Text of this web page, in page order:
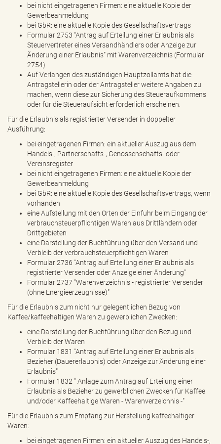
bei nicht eingetragenen Firmen: eine aktuelle Kopie der
Gewerbeanmeldung
bei GbR: eine aktuelle Kopie des Gesellschaftsvertrags
Formular 2753 "Antrag auf Erteilung einer Erlaubnis als
Steuervertreter eines Versandhändlers oder Anzeige zur
Änderung einer Erlaubnis" mit Warenverzeichnis (Formular
2754)
Auf Verlangen des zuständigen Hauptzollamts hat die
Antragstellerin oder der Antragsteller weitere Angaben zu
machen, wenn diese zur Sicherung des Steueraufkommens
oder für die Steueraufsicht erforderlich erscheinen.
Für die Erlaubnis als registrierter Versender in doppelter
Ausführung:
bei eingetragenen Firmen: ein aktueller Auszug aus dem
Handels-, Partnerschafts-, Genossenschafts- oder
Vereinsregister
bei nicht eingetragenen Firmen: eine aktuelle Kopie der
Gewerbeanmeldung
bei GbR: eine aktuelle Kopie des Gesellschaftsvertrags, wenn
vorhanden
eine Aufstellung mit den Orten der Einfuhr beim Eingang der
verbrauchsteuerpflichtigen Waren aus Drittländern oder
Drittgebieten
eine Darstellung der Buchführung über den Versand und
Verbleib der verbrauchsteuerpflichtigen Waren
Formular 2736 "Antrag auf Erteilung einer Erlaubnis als
registrierter Versender oder Anzeige einer Änderung"
Formular 2737 "Warenverzeichnis - registrierter Versender
(ohne Energieerzeugnisse)"
Für die Erlaubnis zum nicht nur gelegentlichen Bezug von
Kaffee/kaffeehaltigen Waren zu gewerblichen Zwecken:
eine Darstellung der Buchführung über den Bezug und
Verbleib der Waren
Formular 1831 "Antrag auf Erteilung einer Erlaubnis als
Bezieher (Dauererlaubnis) oder Anzeige zur Änderung einer
Erlaubnis"
Formular 1832 " Anlage zum Antrag auf Erteilung einer
Erlaubnis als Bezieher zu gewerblichen Zwecken für Kaffee
und/oder Kaffeehaltige Waren - Warenverzeichnis -"
Für die Erlaubnis zum Empfang zur Herstellung kaffeehaltiger
Waren:
bei eingetragenen Firmen: ein aktueller Auszug des Handels-,